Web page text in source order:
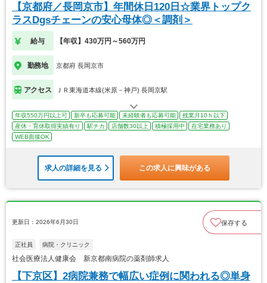
【京都府／長岡京市】年間休日120日☆業界トップク
ラスDgsチェーンの安心母体◎＜調剤＞
給与 【年収】430万円～560万円
勤務地 京都府 長岡京市
アクセス ＪＲ東海道本線(米原－神戸) 長岡京駅
年収550万円以上可 新卒も応募可能 未経験者も応募可能
残業月10ｈ以下
産休・育休取得実績有り
駅チカ 店舗数30以上 積極採用中
在宅業務あり
WEB面接OK
求人の詳細を見る この求人に興味がある
更新日：2026年6月30日 保存する
正社員 病院・クリニック
社会医療法人健康会 新京都南病院の薬剤師求人
【下京区】2病院兼務で幅広い症例に関われる◎単身